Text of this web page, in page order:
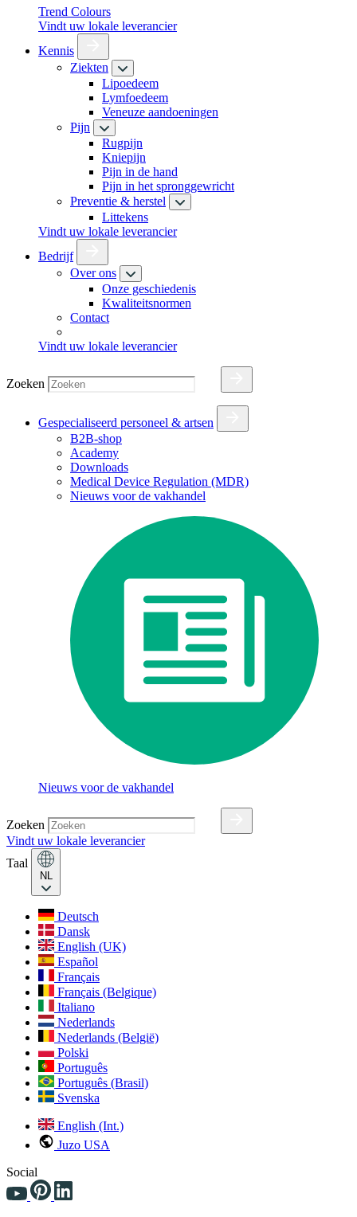
Trend Colours
Vindt uw lokale leverancier
Kennis
Ziekten
Lipoedeem
Lymfoedeem
Veneuze aandoeningen
Pijn
Rugpijn
Kniepijn
Pijn in de hand
Pijn in het spronggewricht
Preventie & herstel
Littekens
Vindt uw lokale leverancier
Bedrijf
Over ons
Onze geschiedenis
Kwaliteitsnormen
Contact
Vindt uw lokale leverancier
Zoeken
Gespecialiseerd personeel & artsen
B2B-shop
Academy
Downloads
Medical Device Regulation (MDR)
Nieuws voor de vakhandel
Nieuws voor de vakhandel
Zoeken
Vindt uw lokale leverancier
Taal
NL
Deutsch
Dansk
English (UK)
Español
Français
Français (Belgique)
Italiano
Nederlands
Nederlands (België)
Polski
Português
Português (Brasil)
Svenska
English (Int.)
Juzo USA
Social